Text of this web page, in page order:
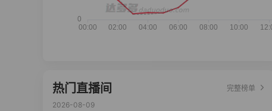
热门直播间
完整榜单
2026-08-09